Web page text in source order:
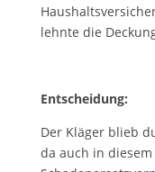
lehnte die
Entscheidung:
Der Kläger blieb
da auch in diesem